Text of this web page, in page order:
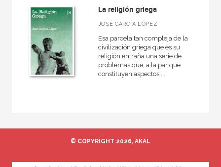
Grecia
MATERIAS
Arqueología
La religión griega
JOSÉ GARCÍA LÓPEZ
Esa parcela tan compleja de la
civilización griega que es su
religión entraña una serie de
problemas que, a la par que
constituyen aspectos ...
© COPYRIGHT 2026, AKAL